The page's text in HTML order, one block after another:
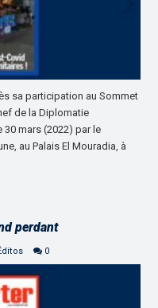
sa participation au Sommet
de la Diplomatie
30 mars (2022) par le
au Palais El Mouradia, à
perdant
0